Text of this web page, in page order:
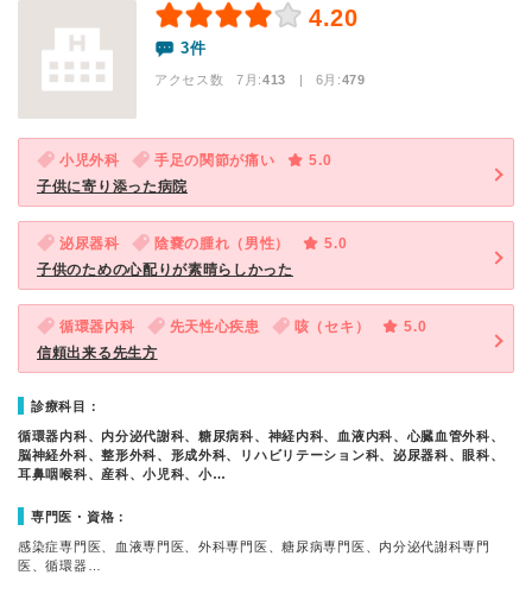
4.20
3件
アクセス数 7月:413 | 6月:479
小児外科 手足の関節が痛い
5.0
子供に寄り添った病院
泌尿器科 陰嚢の腫れ（男性）
5.0
子供のための心配りが素晴らしかった
循環器内科 先天性心疾患 咳（セキ）
5.0
信頼出来る先生方
診療科目：
循環器内科、内分泌代謝科、糖尿病科、神経内科、血液内科、心臓血管外科、
脳神経外科、整形外科、形成外科、リハビリテーション科、泌尿器科、眼科、
耳鼻咽喉科、産科、小児科、小…
専門医・資格：
感染症専門医、血液専門医、外科専門医、糖尿病専門医、内分泌代謝科専門
医、循環器…